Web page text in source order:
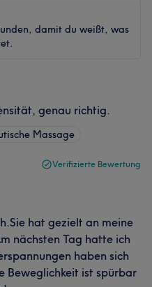
damit du weißt, was
genau richtig.
Massage
Verifizierte Bewertung
hat gezielt an meine
nächsten Tag hatte ich
haben sich
Beweglichkeit ist spürbar